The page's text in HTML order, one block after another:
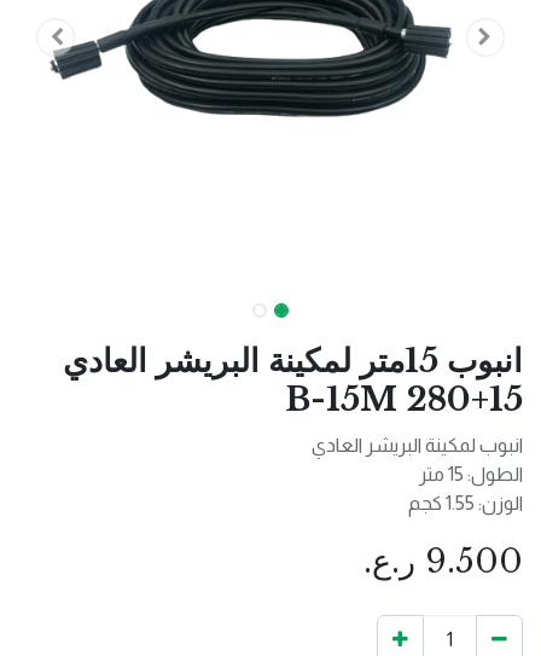
انبوب 15متر لمكينة البريشر العادي
B-15M 280+15
انبوب لمكينة البريشر العادي
الطول: 15 متر
الوزن: 1.55 كجم
9.500 ر.ع.